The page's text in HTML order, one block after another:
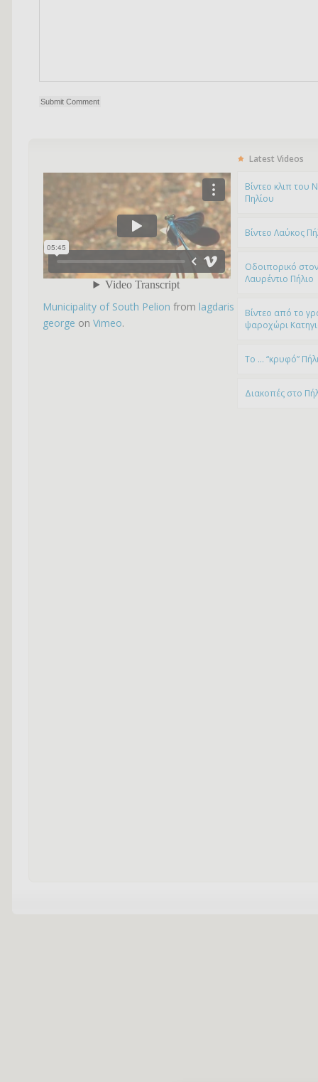
Municipality of South Pelion from lagdaris
george on Vimeo.
Latest Videos
Bίντεο κλιπ του
Πηλίου
Βίντεο Λαύκος
Οδοιπορικό
Λαυρέντιο Πήλιο
Βίντεο από το
ψαροχώρι
To … “κρυφό”
Διακοπές στο